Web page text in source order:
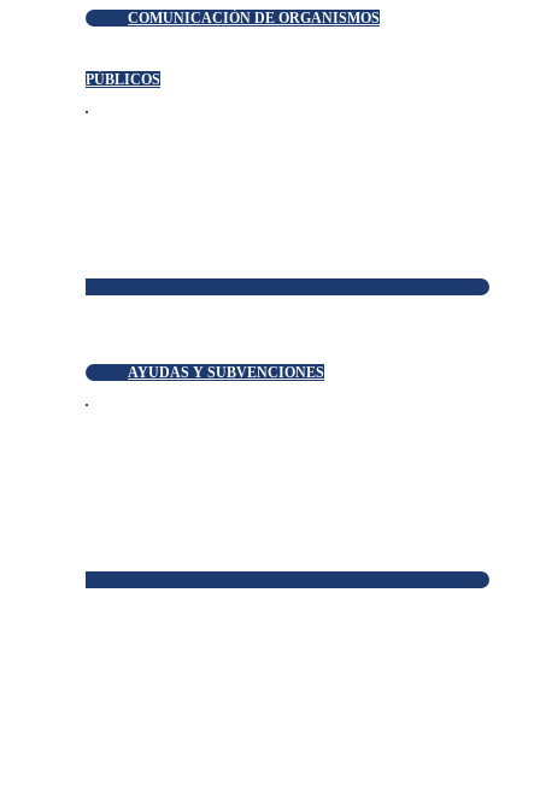
COMUNICACIÓN DE ORGANISMOS
PÚBLICOS
AYUDAS Y SUBVENCIONES